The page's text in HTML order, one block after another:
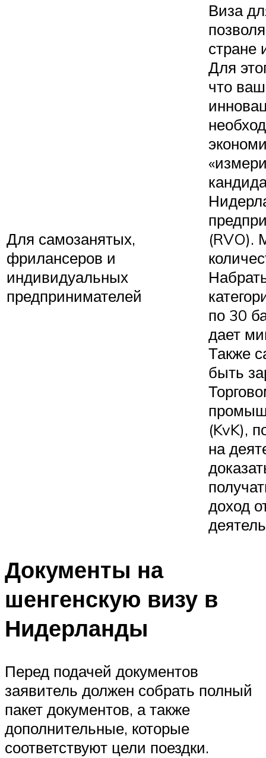
Для самозанятых,
фрилансеров и
индивидуальных
предпринимателей
Виза
стране
Для
что
(RVO).
по 30
дает
Также
быть
(KvK),
на
доход
Документы на
шенгенскую визу в
Нидерланды
Перед подачей документов
заявитель должен собрать полный
пакет документов, а также
дополнительные, которые
соответствуют цели поездки.